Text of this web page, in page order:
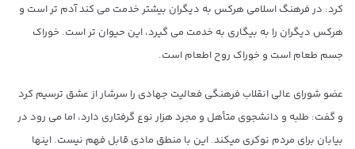
کرد: در فرهنگ اسلامی هرکس به دیگران بیشتر خدمت می کند آدم تر است و
هرکس دیگران را به بیگاری به خدمت می گیرد، این حیوان تر است. خوراک
جسم طعام است و خوراک روح اطعام است.
عضو شورای عالی انقلاب فرهنگی فعالیت جهادی را سرشار از عشق ترسیم کرد
و گفت: طلبه و دانشجوی متأهل و مجرد هزار نوع گرفتاری دارد، اما می رود در
بیابان برای مردم نوکری میکند. این با منطق مادی قابل فهم نیست. اینها